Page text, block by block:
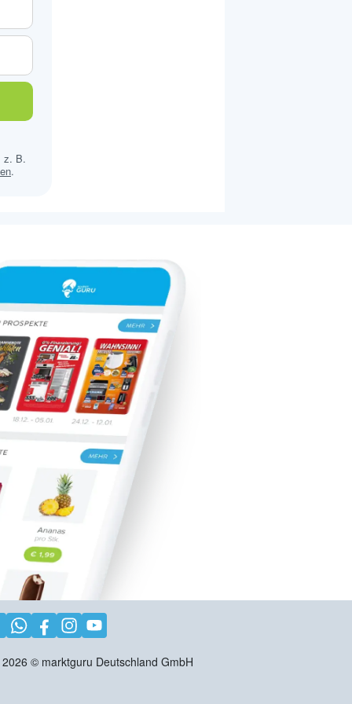
z. B.
.
2026 © marktguru Deutschland GmbH